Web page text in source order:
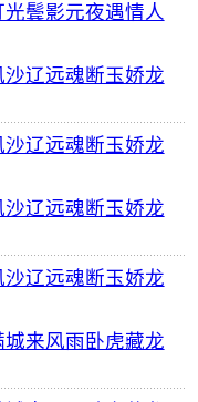
鬓影元夜遇情人
辽远魂断玉娇龙
辽远魂断玉娇龙
辽远魂断玉娇龙
辽远魂断玉娇龙
来风雨卧虎藏龙